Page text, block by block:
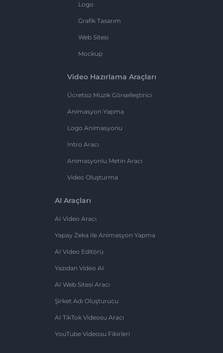
Logo
Grafik Tasarım
Web Sitesi
Mockup
Video Hazırlama Araçları
Ücretsiz Müzik Görselleştirici
Animasyon Yapma
Logo Animasyonu
İntro Aracı
Animasyonlu Metin Aracı
Video Oluşturma
AI Araçları
AI Video Aracı
Yapay Zeka Ile Animasyon Yapma
AI Video Editörü
Yazıdan Video AI
AI Web Sitesi Aracı
Şirket Adı Oluşturucu
AI TikTok Videosu Aracı
YouTube Videosu Fikirleri